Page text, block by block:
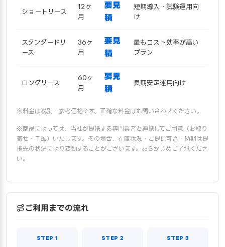
ショートリース
12ヶ
月
要見
積
短期導入・試験運用向
け
スタンダードリ
ース
36ヶ
月
要見
積
最もコスト効率が高い
プラン
ロングリース
60ヶ
月
要見
積
長期安定運用向け
※料金は税別・参考価格です。正確な料金はお問い合わせください。
※商品によっては、当社が提携する専門業者と連携してご用意（お取り
寄せ・手配）いたします。その場合、在庫状況・ご提供可否・納期は提
携先の状況により変動することがございます。あらかじめご了承くださ
い。
ご利用までの流れ